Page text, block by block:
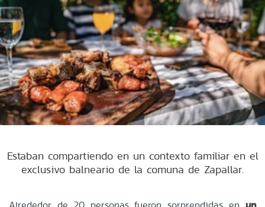
Estaban compartiendo en un contexto familiar en el
exclusivo balneario de la comuna de Zapallar.